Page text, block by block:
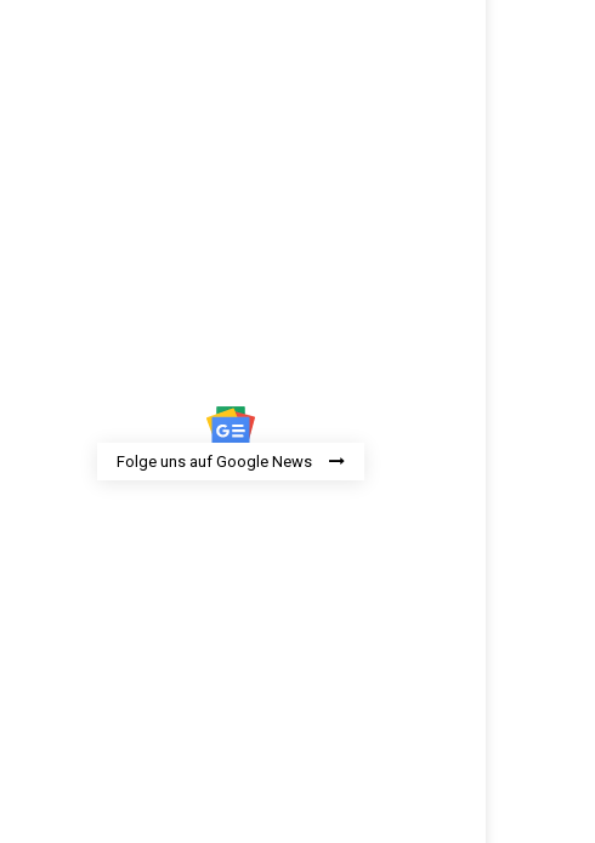
Folge uns auf Google News